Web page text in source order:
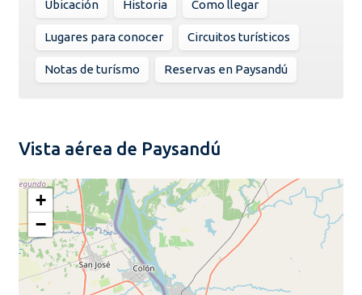
Ubicación Historia Como llegar
Lugares para conocer Circuitos turísticos
Notas de turísmo Reservas en Paysandú
Vista aérea de Paysandú
+
−